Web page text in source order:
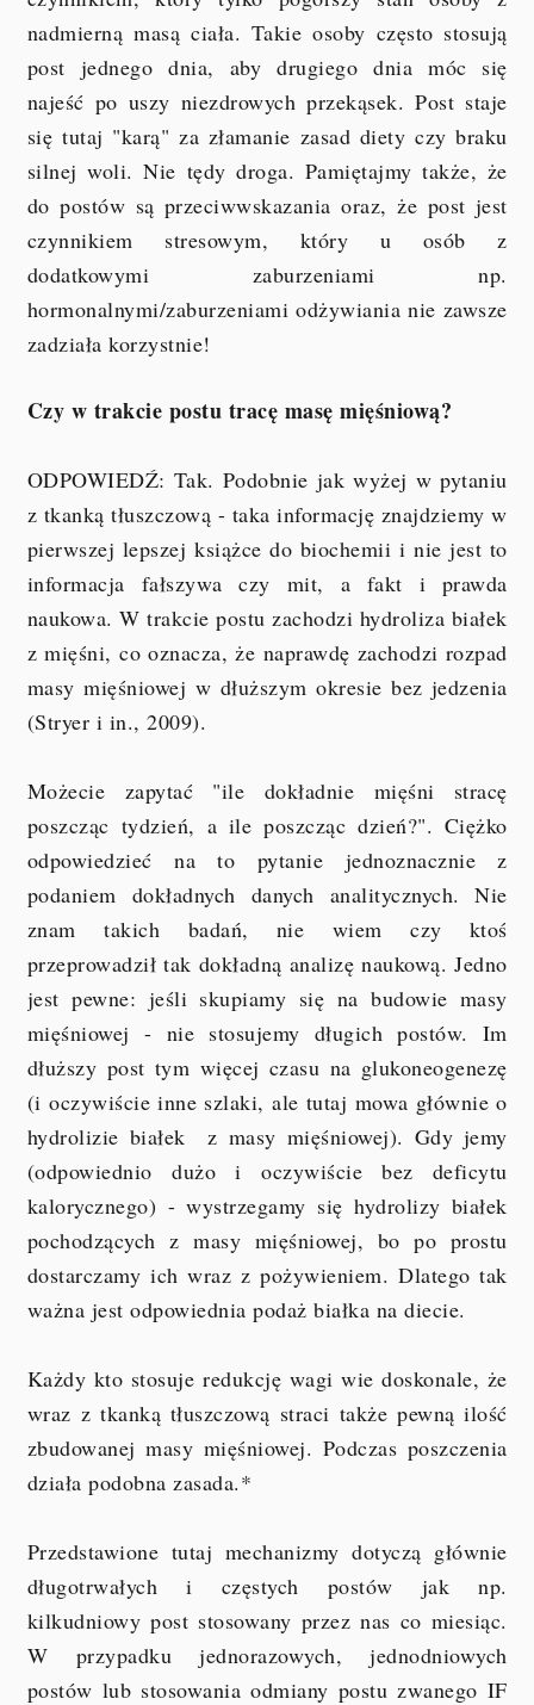
nadmierną masą ciała. Takie osoby często stosują
post jednego dnia, aby drugiego dnia móc się
najeść po uszy niezdrowych przekąsek. Post staje
się tutaj "karą" za złamanie zasad diety czy braku
silnej woli. Nie tędy droga. Pamiętajmy także, że
do postów są przeciwwskazania oraz, że post jest
czynnikiem stresowym, który u osób z
dodatkowymi zaburzeniami np.
hormonalnymi/zaburzeniami odżywiania nie zawsze
zadziała korzystnie!
Czy w trakcie postu tracę masę mięśniową?
ODPOWIEDŹ: Tak. Podobnie jak wyżej w pytaniu
z tkanką tłuszczową - taka informację znajdziemy w
pierwszej lepszej książce do biochemii i nie jest to
informacja fałszywa czy mit, a fakt i prawda
naukowa. W trakcie postu zachodzi hydroliza białek
z mięśni, co oznacza, że naprawdę zachodzi rozpad
masy mięśniowej w dłuższym okresie bez jedzenia
(Stryer i in., 2009).
Możecie zapytać "ile dokładnie mięśni stracę
poszcząc tydzień, a ile poszcząc dzień?". Ciężko
odpowiedzieć na to pytanie jednoznacznie z
podaniem dokładnych danych analitycznych. Nie
znam takich badań, nie wiem czy ktoś
przeprowadził tak dokładną analizę naukową. Jedno
jest pewne: jeśli skupiamy się na budowie masy
mięśniowej - nie stosujemy długich postów. Im
dłuższy post tym więcej czasu na glukoneogenezę
(i oczywiście inne szlaki, ale tutaj mowa głównie o
hydrolizie białek z masy mięśniowej). Gdy jemy
(odpowiednio dużo i oczywiście bez deficytu
kalorycznego) - wystrzegamy się hydrolizy białek
pochodzących z masy mięśniowej, bo po prostu
dostarczamy ich wraz z pożywieniem. Dlatego tak
ważna jest odpowiednia podaż białka na diecie.
Każdy kto stosuje redukcję wagi wie doskonale, że
wraz z tkanką tłuszczową straci także pewną ilość
zbudowanej masy mięśniowej. Podczas poszczenia
działa podobna zasada.*
Przedstawione tutaj mechanizmy dotyczą głównie
długotrwałych i częstych postów jak np.
kilkudniowy post stosowany przez nas co miesiąc.
W przypadku jednorazowych, jednodniowych
postów lub stosowania odmiany postu zwanego IF